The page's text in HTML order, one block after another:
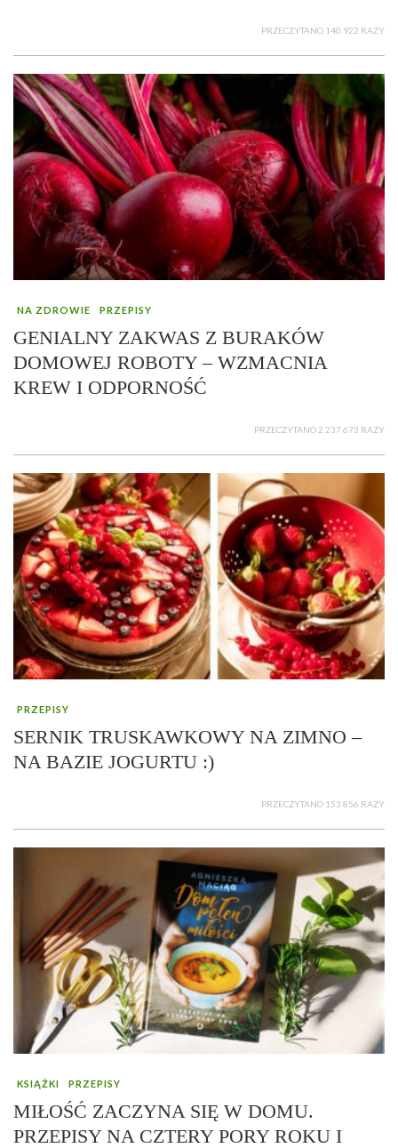
PRZECZYTANO 140 922 RAZY
NA ZDROWIE PRZEPISY
GENIALNY ZAKWAS Z BURAKÓW
DOMOWEJ ROBOTY – WZMACNIA
KREW I ODPORNOŚĆ
PRZECZYTANO 2 237 673 RAZY
PRZEPISY
SERNIK TRUSKAWKOWY NA ZIMNO –
NA BAZIE JOGURTU :)
PRZECZYTANO 153 856 RAZY
KSIĄŻKI PRZEPISY
MIŁOŚĆ ZACZYNA SIĘ W DOMU.
PRZEPISY NA CZTERY PORY ROKU I